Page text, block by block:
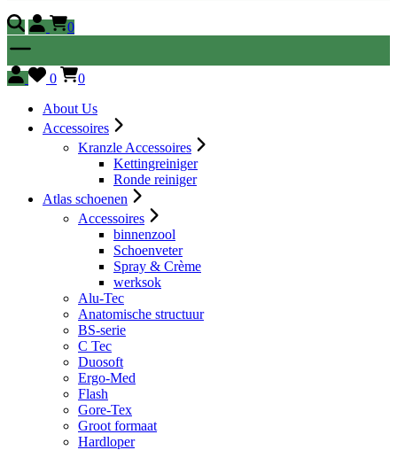
0
0
0
About Us
Accessoires
Kranzle Accessoires
Kettingreiniger
Ronde reiniger
Atlas schoenen
Accessoires
binnenzool
Schoenveter
Spray & Crème
werksok
Alu-Tec
Anatomische structuur
BS-serie
C Tec
Duosoft
Ergo-Med
Flash
Gore-Tex
Groot formaat
Hardloper